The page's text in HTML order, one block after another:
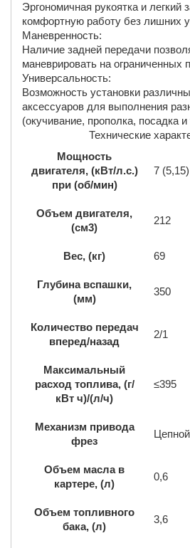
Эргономичная рукоятка и легкий
комфортную работу без лишних
Маневренность:
Наличие задней передачи
маневрировать на ограниченных
Универсальность:
Возможность установки
аксессуаров для выполнения
(окучивание, прополка, посадка и
Технические
Мощность
двигателя, (кВт/л.с.)
при (об/мин)
7 (5,15)
Объем двигателя,
(см3)
212
Вес, (кг) 69
Глубина вспашки,
(мм)
350
Количество передач
вперед/назад
2/1
Максимальный
расход топлива, (г/
кВт ч)/(л/ч)
≤395
Механизм привода
фрез
Объем масла в
картере, (л)
0,6
Объем топливного
бака, (л)
3,6